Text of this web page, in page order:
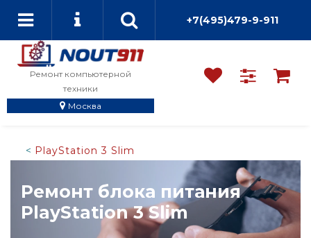
+7(495)479-9-911
Ремонт компьютерной
техники
Москва
PlayStation 3 Slim
Ремонт блока питания
PlayStation 3 Slim